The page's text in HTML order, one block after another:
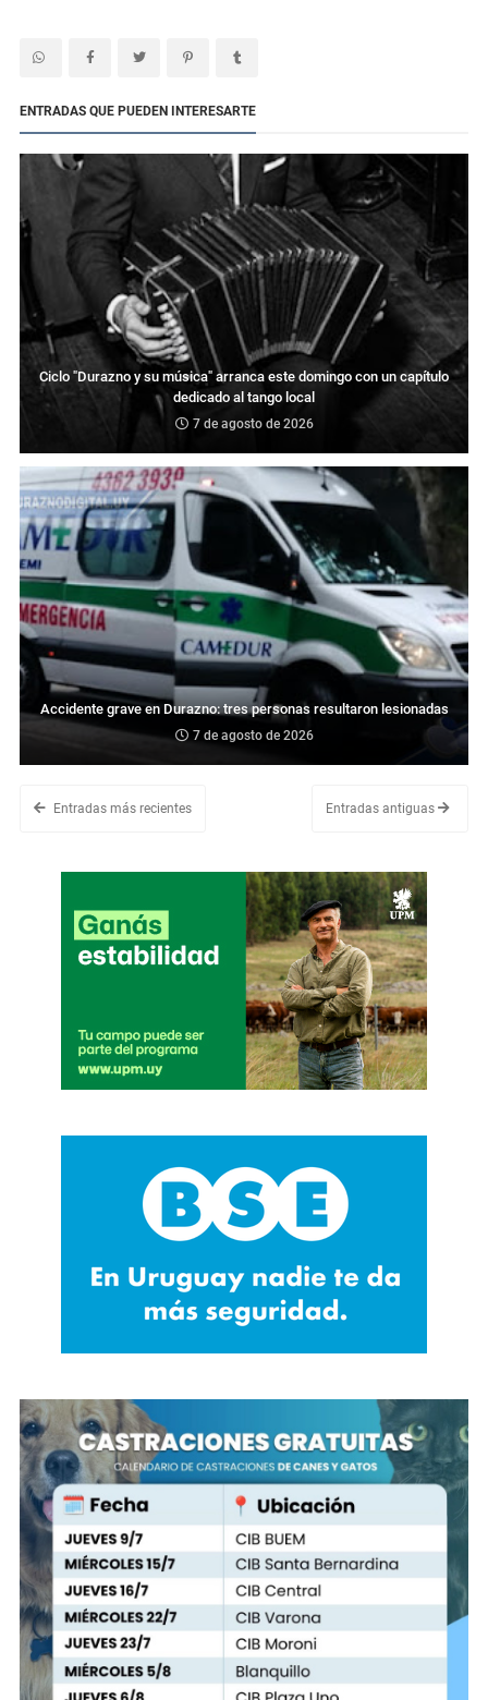
ENTRADAS QUE PUEDEN INTERESARTE
Ciclo "Durazno y su música" arranca este domingo con un capítulo
dedicado al tango local
7 de agosto de 2026
Accidente grave en Durazno: tres personas resultaron lesionadas
7 de agosto de 2026
Entradas más recientes Entradas antiguas